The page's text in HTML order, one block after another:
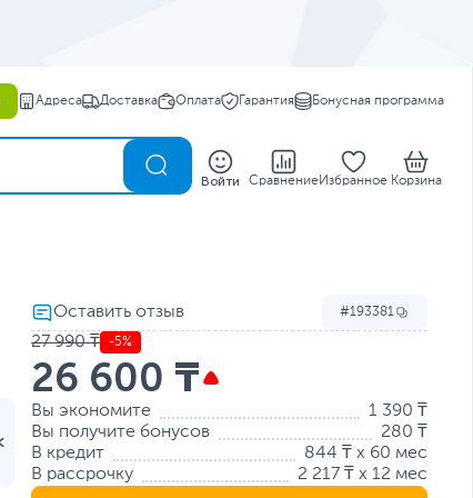
Адреса Доставка Оплата Гарантия Бонусная программа
Войти Сравнение Избранное Корзина
193381
27 990 ₸ -5%
26 600 ₸
Вы экономите
1 390 ₸
Вы получите бонусов
280 ₸
В кредит
844 ₸ x 60 мес
В рассрочку
2 217 ₸ x 12 мес